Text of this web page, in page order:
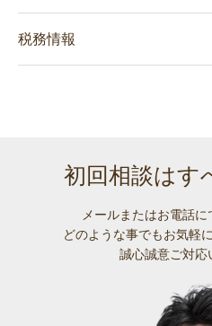
税務情報
初回相談はす
メールまたはお電話に
どのような事でもお気軽
誠心誠意ご対応